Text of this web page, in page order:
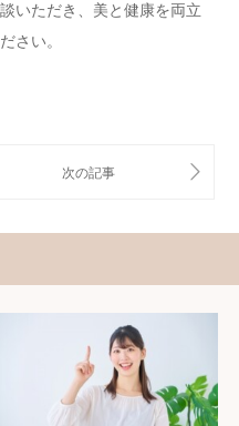
いただき、美と健康を両立
さい。